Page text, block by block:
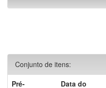
Conjunto de itens:
Pré-
Data do